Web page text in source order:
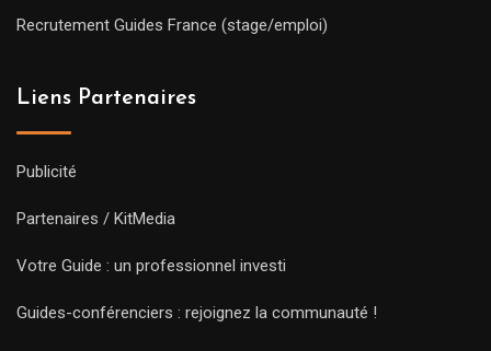
Recrutement Guides France (stage/emploi)
Liens Partenaires
Publicité
Partenaires / KitMedia
Votre Guide : un professionnel investi
Guides-conférenciers : rejoignez la communauté !